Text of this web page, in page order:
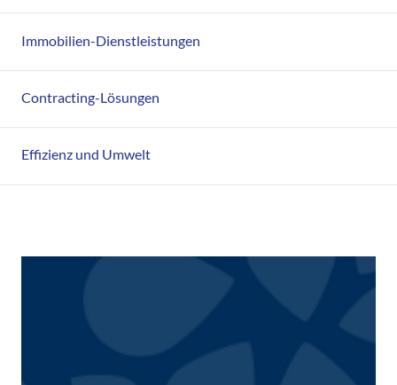
Immobilien-Dienstleistungen
Contracting-Lösungen
Effizienz und Umwelt